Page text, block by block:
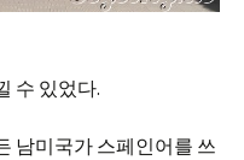
수 있었다.
남미국가 스페인어를 쓰